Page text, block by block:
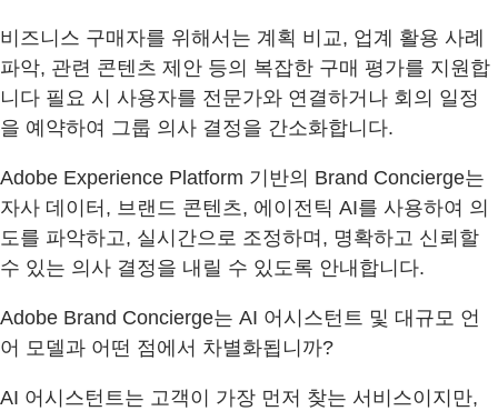
비즈니스 구매자를 위해서는 계획 비교, 업계 활용 사례
파악, 관련 콘텐츠 제안 등의 복잡한 구매 평가를 지원합
니다 필요 시 사용자를 전문가와 연결하거나 회의 일정
을 예약하여 그룹 의사 결정을 간소화합니다.
Adobe Experience Platform 기반의 Brand Concierge는
자사 데이터, 브랜드 콘텐츠, 에이전틱 AI를 사용하여 의
도를 파악하고, 실시간으로 조정하며, 명확하고 신뢰할
수 있는 의사 결정을 내릴 수 있도록 안내합니다.
Adobe Brand Concierge는 AI 어시스턴트 및 대규모 언
어 모델과 어떤 점에서 차별화됩니까?
AI 어시스턴트는 고객이 가장 먼저 찾는 서비스이지만,